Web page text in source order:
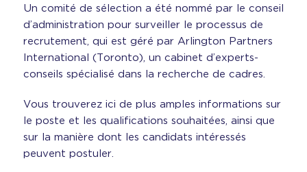
Un comité de sélection a été nommé par le conseil
d’administration pour surveiller le processus de
recrutement, qui est géré par Arlington Partners
International (Toronto), un cabinet d’experts-
conseils spécialisé dans la recherche de cadres.
Vous trouverez ici de plus amples informations sur
le poste et les qualifications souhaitées, ainsi que
sur la manière dont les candidats intéressés
peuvent postuler.